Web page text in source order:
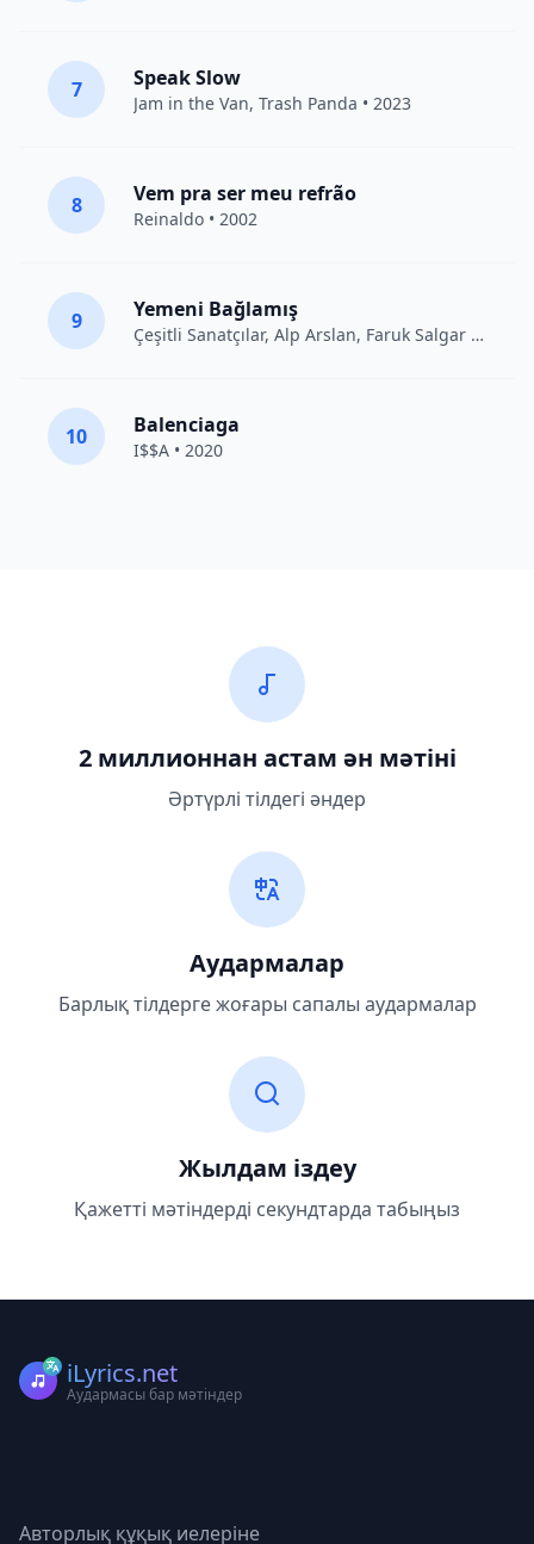
7 Speak Slow
Jam in the Van, Trash Panda • 2023
8 Vem pra ser meu refrão
Reinaldo • 2002
9 Yemeni Bağlamış
Çeşitli Sanatçılar, Alp Arslan, Faruk Salgar • 2012
10 Balenciaga
I$$A • 2020
2 миллионнан астам ән мәтіні
Әртүрлі тілдегі әндер
Аудармалар
Барлық тілдерге жоғары сапалы аудармалар
Жылдам іздеу
Қажетті мәтіндерді секундтарда табыңыз
iLyrics.net
Аудармасы бар мәтіндер
Авторлық құқық иелеріне